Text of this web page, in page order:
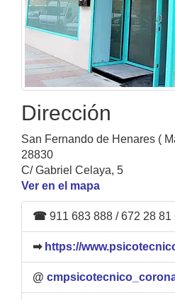
Dirección
San Fernando de Henares (
28830
C/ Gabriel Celaya, 5
Ver en el mapa
☎ 911 683 888 / 672 28 81
➡ https://
@